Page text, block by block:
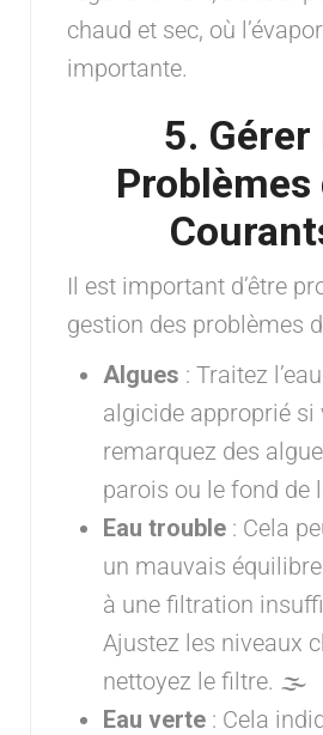
chaud et sec, où
importante.
5. Gérer
Problèmes
Il est important d’être
gestion des problèmes
Algues : Traitez
algicide approprié si
remarquez des
parois ou le fond de
Eau trouble : Cela
un mauvais
à une filtration
Ajustez les niveaux
nettoyez le filtre. 🌫️
Eau verte : Cela